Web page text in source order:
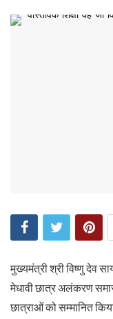
मुख्यमंत्री श्री विष्णु देव
मेधावी छात्र अलंकरण
छात्राओं को सम्मानित